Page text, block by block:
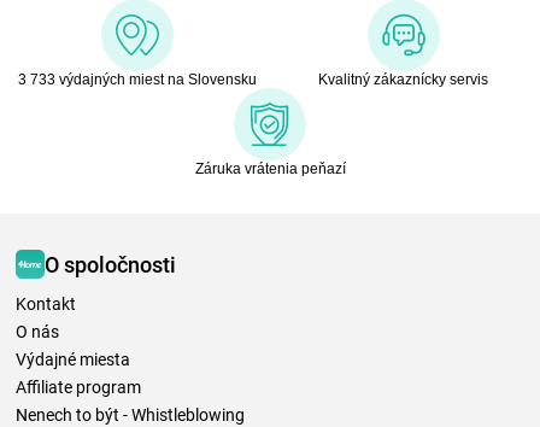
3 733 výdajných miest na Slovensku Kvalitný zákaznícky servis
Záruka vrátenia peňazí
O spoločnosti
Kontakt
O nás
Výdajné miesta
Affiliate program
Nenech to být - Whistleblowing